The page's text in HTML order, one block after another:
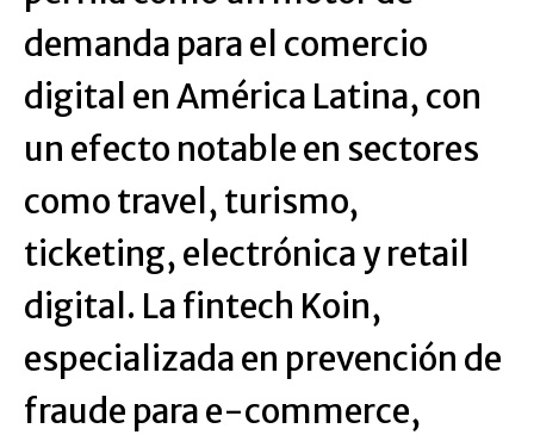
demanda para el comercio
digital en América Latina, con
un efecto notable en sectores
como travel, turismo,
ticketing, electrónica y retail
digital. La fintech Koin,
especializada en prevención de
fraude para e-commerce,